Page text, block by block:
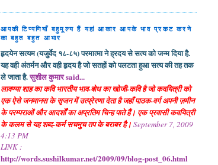
आपकी टिप्पणियाँ बहुमूल्य हैं यहां आकार आपके भाव प्रकट करने
का बहुत बहुत आभार
हृदयेन सत्यम (यजुर्वेद १८-८५) परमात्मा ने ह्रदय से सत्य को जन्म दिया है.
यह वही अंतर्मन और वही हृदय है जो सतहों को पलटता हुआ सत्य की तह तक
ले जाता है.सुशील कुमार said...
लावण्या शाह का कवि भारतीय भाव-बोध का खोजी-कवि है जो कवयित्री को
एक ऐसे जनमानस के सृजन में उत्प्रेरणा देता है जहाँ पाठक-वर्ग अपनी ज़मीन
के परम्पराओं और आदर्शों का अप्रतिम चिन्ह पाते हैं। एक प्रवासी कवयित्री
के कलम से यह शब्द-कर्म सचमुच तप के बराबर है। September 7, 2009
4:13 PM
LINK :
http://words.sushilkumar.net/2009/09/blog-post_06.html